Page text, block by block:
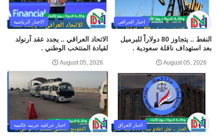
اخبار العراقي
النفط .. يتجاوز 80 دولاراً للبرميل
بعد استهداف ناقلة سعودية .
August 05, 2026
الاخبار الرياضية
الاتحاد العراقي .. يجدد عقد آرنولد
لقيادة المنتخب الوطني .
August 05, 2026
اخبار العراق اخبار عراقيه عربيه عالميه